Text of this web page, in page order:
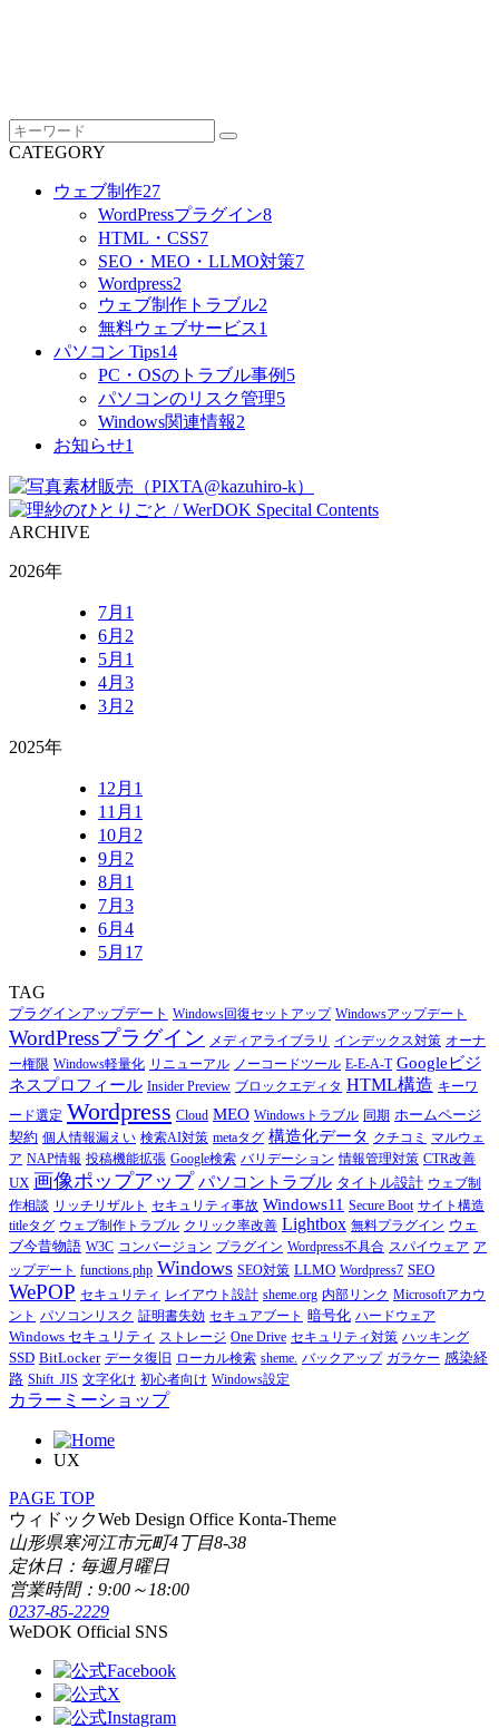
CATEGORY
ウェブ制作27
WordPressプラグイン8
HTML・CSS7
SEO・MEO・LLMO対策7
Wordpress2
ウェブ制作トラブル2
無料ウェブサービス1
パソコン Tips14
PC・OSのトラブル事例 5
パソコンのリスク管理5
Windows関連情報2
お知らせ1
ARCHIVE
2026年
7月 1
6月 2
5月 1
4月 3
3月 2
2025年
12月 1
11月 1
10月 2
9月 2
8月 1
7月 3
6月 4
5月 17
TAG
プラグインアップデート Windows回復セットアップ Windowsアップデート
WordPressプラグイン メディアライブラリ インデックス対策 オーナ
ー権限 Windows軽量化 リニューアル ノーコードツール E-E-A-T Googleビジ
ネスプロフィール Insider Preview ブロックエディタ HTML構造 キーワ
ード選定 Wordpress Cloud MEO Windowsトラブル 同期 ホームページ
契約 個人情報漏えい 検索AI対策 metaタグ 構造化データ クチコミ
マルウェ
ア NAP情報 投稿機能拡張 Google検索 バリデーション 情報管理対策 CTR改善
UX 画像ポップアップ パソコントラブル タイトル設計 ウェブ制
作相談 リッチリザルト セキュリティ事故 Windows11 Secure Boot サイト構造
titleタグ ウェブ制作トラブル クリック率改善 Lightbox 無料プラグイン ウェ
ブ今昔物語 W3C コンバージョン プラグイン Wordpress不具合 スパイウェア ア
ップデート functions.php Windows SEO対策 LLMO Wordpress7 SEO
WePOP セキュリティ レイアウト設計 sheme.org 内部リンク Microsoftアカウ
ント パソコンリスク 証明書失効 セキュアブート 暗号化 ハードウェア
Windows セキュリティ ストレージ One Drive セキュリティ対策 ハッキング
SSD BitLocker データ復旧 ローカル検索 sheme. バックアップ ガラケー 感染経
路 Shift_JIS 文字化け 初心者向け Windows設定
カラーミーショップ
UX
PAGE TOP
ウィドックWeb Design Office Konta-Theme
山形県寒河江市元町4丁目8-38
定休日：毎週月曜日
営業時間：9:00～18:00
0237-85-2229
WeDOK Official SNS